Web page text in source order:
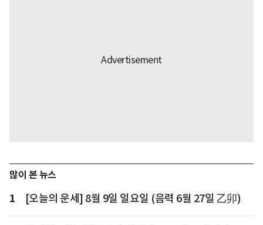
많이 본 뉴스
1 [오늘의 운세] 8월 9일 일요일 (음력 6월 27일 乙卯)